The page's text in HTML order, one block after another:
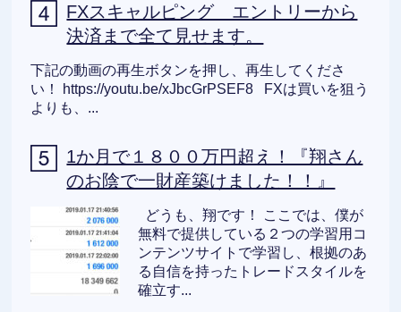
FXスキャルピング エントリーから
決済まで全て見せます。
下記の動画の再生ボタンを押し、再生してくださ
い！ https://youtu.be/xJbcGrPSEF8 FXは買いを狙う
よりも、...
1か月で１８００万円超え！『翔さん
のお陰で一財産築けました！！』
どうも、翔です！ ここでは、僕が
無料で提供している２つの学習用コ
ンテンツサイトで学習し、根拠のあ
る自信を持ったトレードスタイルを
確立す...